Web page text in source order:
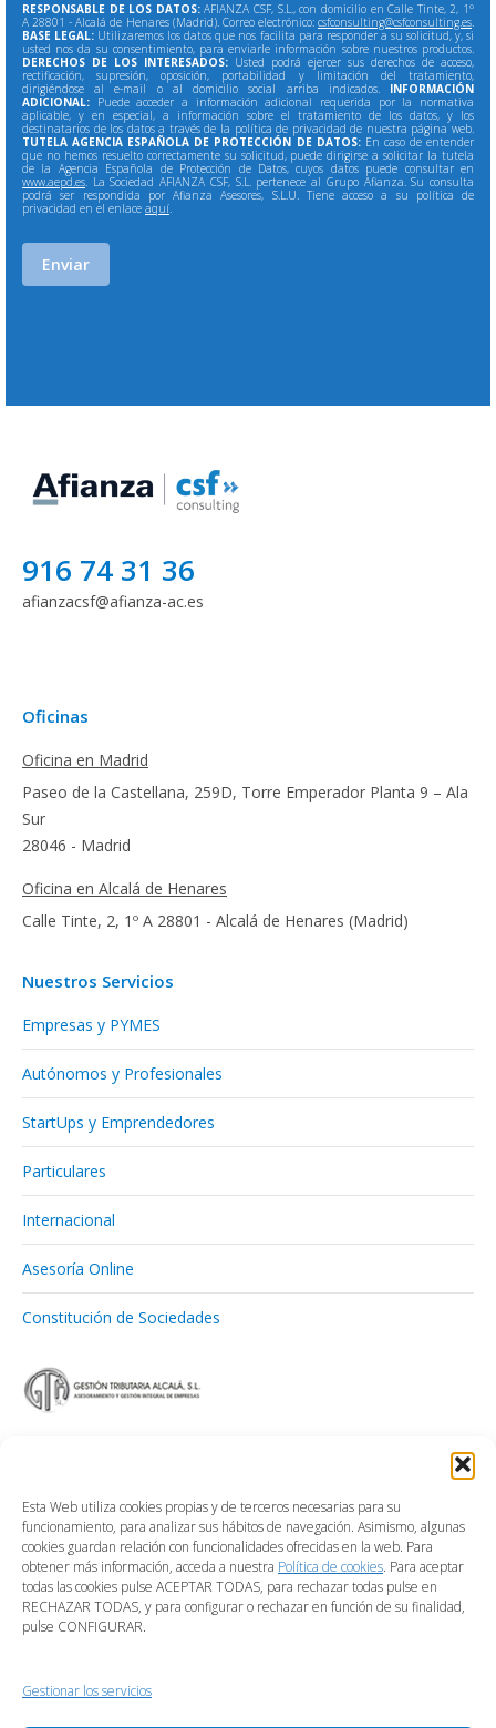
Esta Web utiliza cookies propias y de terceros necesarias para su
funcionamiento, para analizar sus hábitos de navegación. Asimismo, algunas
cookies guardan relación con funcionalidades ofrecidas en la web. Para
obtener más información, acceda a nuestra Política de cookies. Para aceptar
todas las cookies pulse ACEPTAR TODAS, para rechazar todas pulse en
RECHAZAR TODAS, y para configurar o rechazar en función de su finalidad,
pulse CONFIGURAR.
Gestionar los servicios
RESPONSABLE DE LOS DATOS:AFIANZA CSF, S.L., con domicilio en Calle Tinte, 2, 1º
A 28801 - Alcalá de Henares (Madrid). Correo electrónico: csfconsulting@csfconsulting.es.
BASE LEGAL: Utilizaremos los datos que nos facilita para responder a su solicitud, y, si
usted nos da su consentimiento, para enviarle información sobre nuestros productos.
DERECHOS DE LOS INTERESADOS: Usted podrá ejercer sus derechos de acceso,
rectificación, supresión, oposición, portabilidad y limitación del tratamiento,
dirigiéndose al e-mail o al domicilio social arriba indicados. INFORMACIÓN
ADICIONAL: Puede acceder a información adicional requerida por la normativa
aplicable, y en especial, a información sobre el tratamiento de los datos, y los
destinatarios de los datos a través de la política de privacidad de nuestra página web.
TUTELA AGENCIA ESPAÑOLA DE PROTECCIÓN DE DATOS:En caso de entender
que no hemos resuelto correctamente su solicitud, puede dirigirse a solicitar la tutela
de la Agencia Española de Protección de Datos, cuyos datos puede consultar en
www.aepd.es. La Sociedad AFIANZA CSF, S.L. pertenece al Grupo Afianza. Su consulta
podrá ser respondida por Afianza Asesores, S.L.U. Tiene acceso a su política de
privacidad en el enlace aquí.
916 74 31 36
afianzacsf@afianza-ac.es
Oficinas
Oficina en Madrid
Paseo de la Castellana, 259D, Torre Emperador Planta 9 – Ala
Sur
28046 - Madrid
Oficina en Alcalá de Henares
Calle Tinte, 2, 1º A 28801 - Alcalá de Henares (Madrid)
Nuestros Servicios
Empresas y PYMES
Autónomos y Profesionales
StartUps y Emprendedores
Particulares
Internacional
Asesoría Online
Constitución de Sociedades